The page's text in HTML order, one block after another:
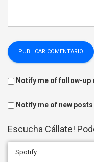
Notify me of follow-up
Notify me of new
Escucha Cállate!
Spotify